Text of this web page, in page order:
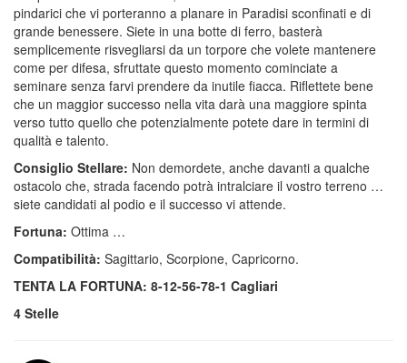
pindarici che vi porteranno a planare in Paradisi sconfinati e di
grande benessere. Siete in una botte di ferro, basterà
semplicemente risvegliarsi da un torpore che volete mantenere
come per difesa, sfruttate questo momento cominciate a
seminare senza farvi prendere da inutile fiacca. Riflettete bene
che un maggior successo nella vita darà una maggiore spinta
verso tutto quello che potenzialmente potete dare in termini di
qualità e talento.
Consiglio Stellare: Non demordete, anche davanti a qualche
ostacolo che, strada facendo potrà intralciare il vostro terreno …
siete candidati al podio e il successo vi attende.
Fortuna: Ottima …
Compatibilità: Sagittario, Scorpione, Capricorno.
TENTA LA FORTUNA: 8-12-56-78-1 Cagliari
4 Stelle